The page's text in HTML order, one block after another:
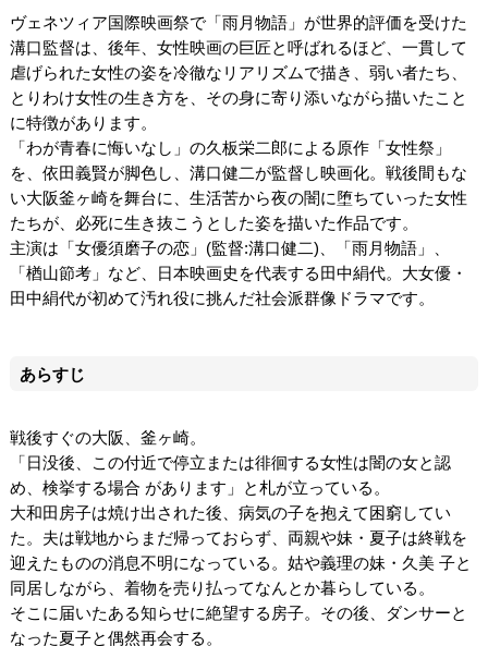
ヴェネツィア国際映画祭で「雨月物語」が世界的評価を受けた
溝口監督は、後年、女性映画の巨匠と呼ばれるほど、一貫して
虐げられた女性の姿を冷徹なリアリズムで描き、弱い者たち、
とりわけ女性の生き方を、その身に寄り添いながら描いたこと
に特徴があります。
「わが青春に悔いなし」の久板栄二郎による原作「女性祭」
を、依田義賢が脚色し、溝口健二が監督し映画化。戦後間もな
い大阪釜ヶ崎を舞台に、生活苦から夜の闇に堕ちていった女性
たちが、必死に生き抜こうとした姿を描いた作品です。
主演は「女優須磨子の恋」(監督:溝口健二)、「雨月物語」、
「楢山節考」など、日本映画史を代表する田中絹代。大女優・
田中絹代が初めて汚れ役に挑んだ社会派群像ドラマです。
あらすじ
戦後すぐの大阪、釜ヶ崎。
「日没後、この付近で停立または徘徊する女性は闇の女と認
め、検挙する場合 があります」と札が立っている。
大和田房子は焼け出された後、病気の子を抱えて困窮してい
た。夫は戦地からまだ帰っておらず、両親や妹・夏子は終戦を
迎えたものの消息不明になっている。姑や義理の妹・久美 子と
同居しながら、着物を売り払ってなんとか暮らしている。
そこに届いたある知らせに絶望する房子。その後、ダンサーと
なった夏子と偶然再会する。